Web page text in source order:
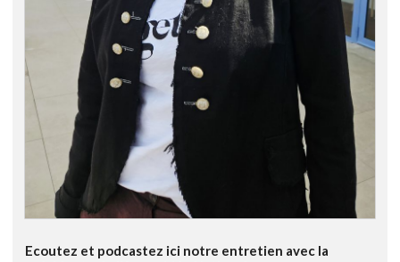
Ecoutez et podcastez ici notre entretien avec la